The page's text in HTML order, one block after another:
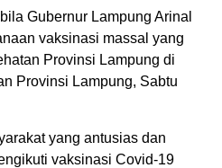
Gubernur Lampung Arinal
vaksinasi massal yang
Provinsi Lampung di
Provinsi Lampung, Sabtu
yang antusias dan
vaksinasi Covid-19